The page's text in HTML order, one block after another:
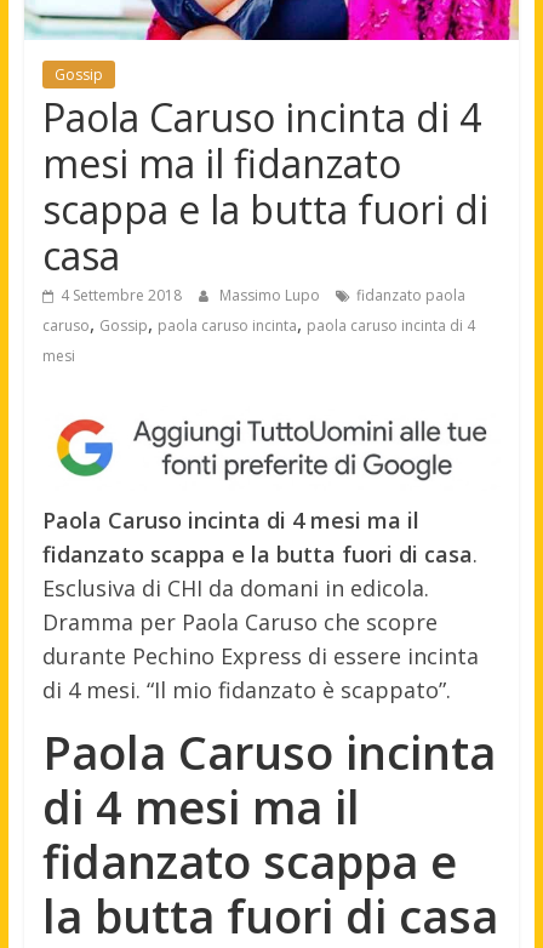
Gossip
Paola Caruso incinta di 4
mesi ma il fidanzato
scappa e la butta fuori di
casa
4 Settembre 2018 Massimo Lupo
fidanzato paola
caruso, Gossip, paola caruso incinta, paola caruso incinta di 4
mesi
Paola Caruso incinta di 4 mesi ma il
fidanzato scappa e la butta fuori di casa.
Esclusiva di CHI da domani in edicola.
Dramma per Paola Caruso che scopre
durante Pechino Express di essere incinta
di 4 mesi. “Il mio fidanzato è scappato”.
Paola Caruso incinta
di 4 mesi ma il
fidanzato scappa e
la butta fuori di casa